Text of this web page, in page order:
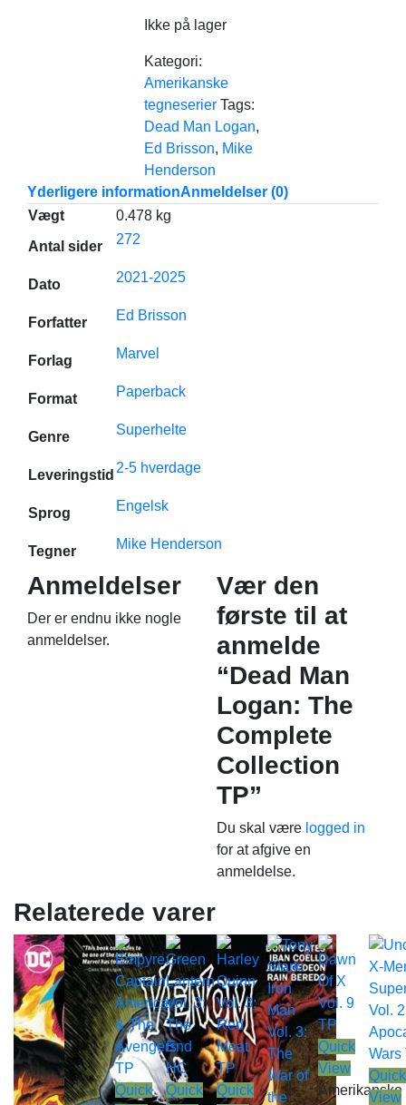
Ikke på lager
Kategori:
Amerikanske
tegneserier Tags:
Dead Man Logan,
Ed Brisson, Mike
Henderson
Yderligere informationAnmeldelser (0)
Vægt
0.478 kg
Antal sider
272
Dato 2021-2025
Forfatter Ed Brisson
Forlag Marvel
Format Paperback
Genre Superhelte
Leveringstid 2-5 hverdage
Sprog Engelsk
Tegner Mike Henderson
Anmeldelser
Der er endnu ikke nogle
anmeldelser.
Vær den
første til at
anmelde
“Dead Man
Logan: The
Complete
Collection
TP”
Du skal være logged in
for at afgive en
anmeldelse.
Relaterede varer
Quick
Quick
Quick
Quick
View
Amerikanske
Quick
View